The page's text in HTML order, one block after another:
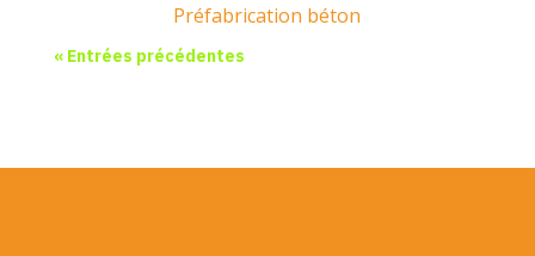
Préfabrication béton
« Entrées précédentes